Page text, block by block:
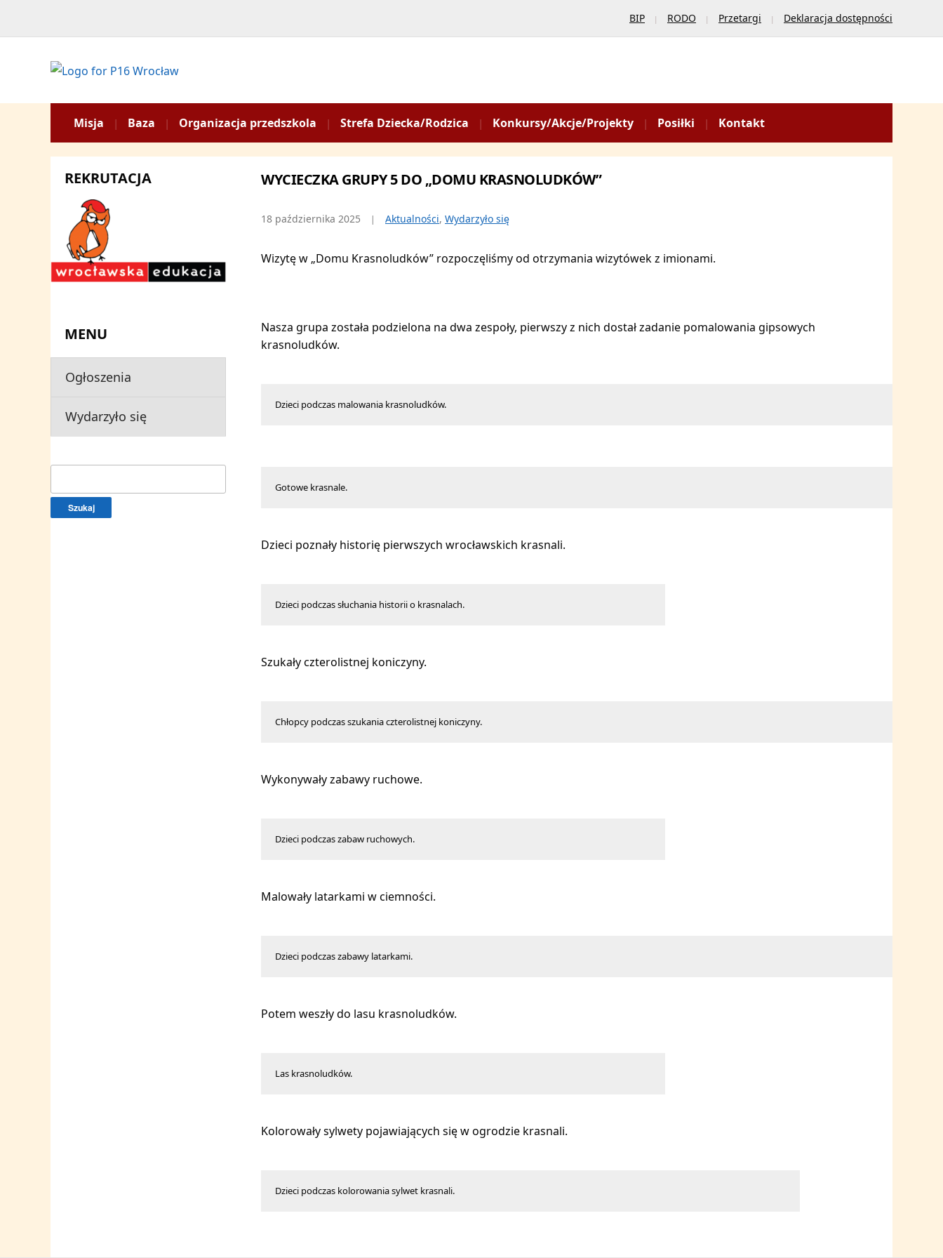
BIP RODO Przetargi Deklaracja dostępności
Misja Baza Organizacja przedszkola Strefa Dziecka/Rodzica Konkursy/Akcje/Projekty Posiłki Kontakt
REKRUTACJA
MENU
Ogłoszenia
Wydarzyło się
WYCIECZKA GRUPY 5 DO „DOMU KRASNOLUDKÓW”
18 października 2025 Aktualności, Wydarzyło się
Wizytę w „Domu Krasnoludków” rozpoczęliśmy od otrzymania wizytówek z imionami.
Nasza grupa została podzielona na dwa zespoły, pierwszy z nich dostał zadanie pomalowania gipsowych
krasnoludków.
Dzieci podczas malowania krasnoludków.
Gotowe krasnale.
Dzieci poznały historię pierwszych wrocławskich krasnali.
Dzieci podczas słuchania historii o krasnalach.
Szukały czterolistnej koniczyny.
Chłopcy podczas szukania czterolistnej koniczyny.
Wykonywały zabawy ruchowe.
Dzieci podczas zabaw ruchowych.
Malowały latarkami w ciemności.
Dzieci podczas zabawy latarkami.
Potem weszły do lasu krasnoludków.
Las krasnoludków.
Kolorowały sylwety pojawiających się w ogrodzie krasnali.
Dzieci podczas kolorowania sylwet krasnali.